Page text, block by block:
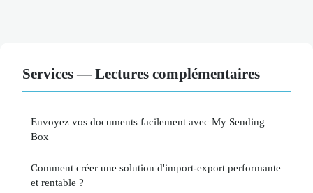
Services — Lectures complémentaires
Envoyez vos documents facilement avec My Sending
Box
Comment créer une solution d'import-export performante
et rentable ?